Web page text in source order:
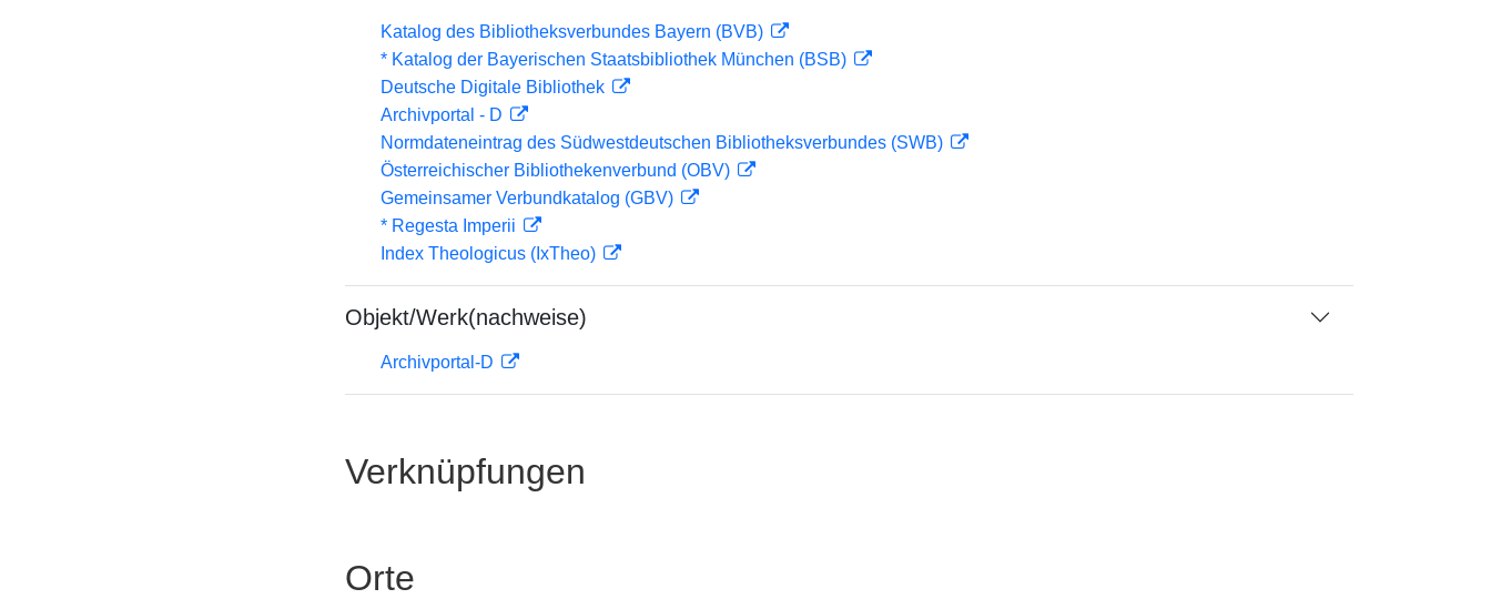
Katalog des Bibliotheksverbundes Bayern (BVB)
* Katalog der Bayerischen Staatsbibliothek München (BSB)
Deutsche Digitale Bibliothek
Archivportal - D
Normdateneintrag des Südwestdeutschen Bibliotheksverbundes (SWB)
Österreichischer Bibliothekenverbund (OBV)
Gemeinsamer Verbundkatalog (GBV)
* Regesta Imperii
Index Theologicus (IxTheo)
Objekt/Werk(nachweise)
Archivportal-D
Verknüpfungen
Orte